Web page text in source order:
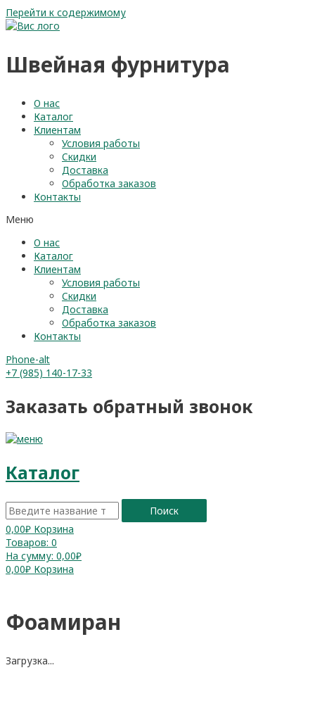
Перейти к содержимому
Швейная фурнитура
О нас
Каталог
Клиентам
Условия работы
Скидки
Доставка
Обработка заказов
Контакты
Меню
О нас
Каталог
Клиентам
Условия работы
Скидки
Доставка
Обработка заказов
Контакты
Phone-alt
+7 (985) 140-17-33
Заказать обратный звонок
Каталог
Поиск
0,00₽ Корзина
Товаров: 0
На сумму: 0,00₽
0,00₽ Корзина
Фоамиран
Загрузка...